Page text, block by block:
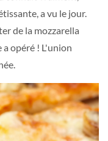
a vu le jour.
de la mozzarella
a opéré ! L'union